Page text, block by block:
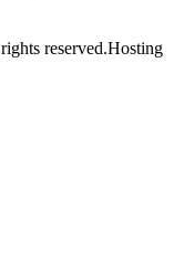
reserved.Hosting